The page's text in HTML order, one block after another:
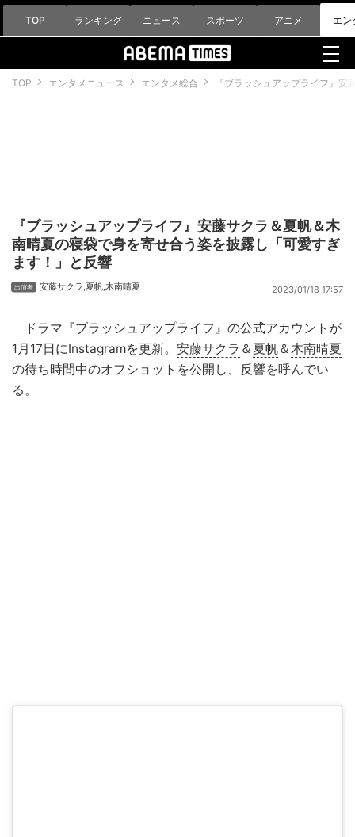
TOP ランキング ニュース スポーツ アニメ エン
TOP エンタメニュース エンタメ総合 『ブラッシュアップライフ』
『ブラッシュアップライフ』安藤サクラ＆夏帆＆木
南晴夏の寝袋で身を寄せ合う姿を披露し「可愛すぎ
ます！」と反響
安藤サクラ ,夏帆,木南晴夏 2023/01/18 17:57
ドラマ『ブラッシュアップライフ』の公式アカウントが
1月17日にInstagramを更新。 安藤サクラ ＆ 夏帆＆木南晴夏
の待ち時間中のオフショットを公開し、反響を呼んでい
る。